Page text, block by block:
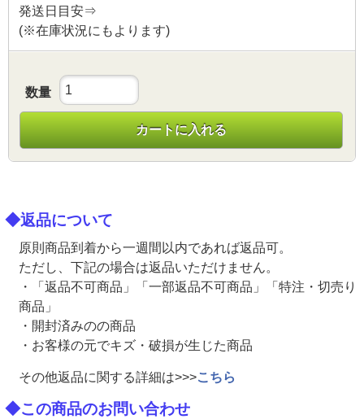
発送日目安⇒
(※在庫状況にもよります)
数量
カートに入れる
◆返品について
原則商品到着から一週間以内であれば返品可。
ただし、下記の場合は返品いただけません。
・「返品不可商品」「一部返品不可商品」「特注・切売り
商品」
・開封済みのの商品
・お客様の元でキズ・破損が生じた商品
その他返品に関する詳細は>>>こちら
◆この商品のお問い合わせ